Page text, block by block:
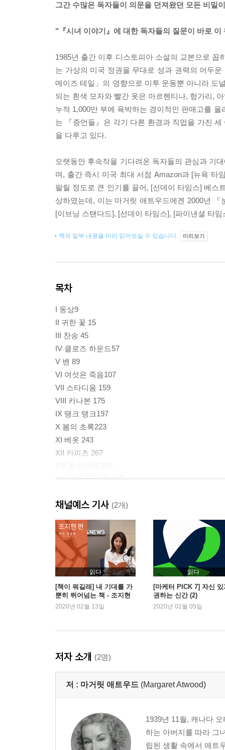
그간 수많은 독자들이 의문을 던져왔던 모든 비밀
"『시녀 이야기』에 대한 독자들의 질문이 바로
1985년 출간 이후 디스토피아 소설의 교본으로
는 가상의 미국 정권을 무대로 성과 권력의 어두
메이즈 테일」의 영향으로 미투 운동뿐 아니라 도
되는 흰색 모자와 빨간 옷은 아르헨티나, 헝가리,
누적 1,000만 부에 육박하는 경이적인 판매고를
는 『증언들』은 각기 다른 환경과 직업을 가진
을 다루고 있다.
오랫동안 후속작을 기다려온 독자들의 관심과 기
며, 출간 즉시 미국 최대 서점 Amazon과 [뉴욕 타
팔릴 정도로 큰 인기를 끌어, [선데이 타임스] 베스
상하였는데, 이는 마거릿 애트우드에겐 2000년
[이브닝 스탠다드], [선데이 타임스], [파이낸셜 타
책의 일부 내용을 미리 읽어보실 수 있습니다. 미리보기
목차
I 동상9
II 귀한 꽃 15
III 찬송 45
IV 클로즈 하운드57
V 밴 89
VI 여섯은 죽음107
VII 스타디움 159
VIII 카나본 175
IX 땡크 탱크197
X 봄의 초록223
XI 베옷 243
XII 카피츠 267
XIV 아르두아 홀 317
XVI 진주 소녀 369
XVII 완벽한 치아 395
XVIII 리딩 룸 407
XIX 서재 441
XX 혈통 453
XXI 정신없이 한꺼번에 489
XXII 결정타 503
XXIII 장벽 531
XXIV 넬리 J. 뱅크스호 537
13차 심포지엄 581
채널예스 기사 (2개)
읽다
[책이 뭐길래] 내 기대를 가
뿐히 뛰어넘는 책 - 조지현
편
2020년 02월 13일
읽다
[마케터 PICK 7] 자신 있
권하는 신간 (2)
2020년 02월 05일
저자 소개 (2명)
저 : 마거릿 애트우드 (Margaret Atwood)
1939년 11월, 캐나다
하는 아버지를 따라 그
립된 생활 속에서 애트